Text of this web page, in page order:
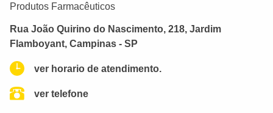
Produtos Farmacêuticos
Rua João Quirino do Nascimento, 218, Jardim
Flamboyant, Campinas - SP
ver horario de atendimento.
ver telefone